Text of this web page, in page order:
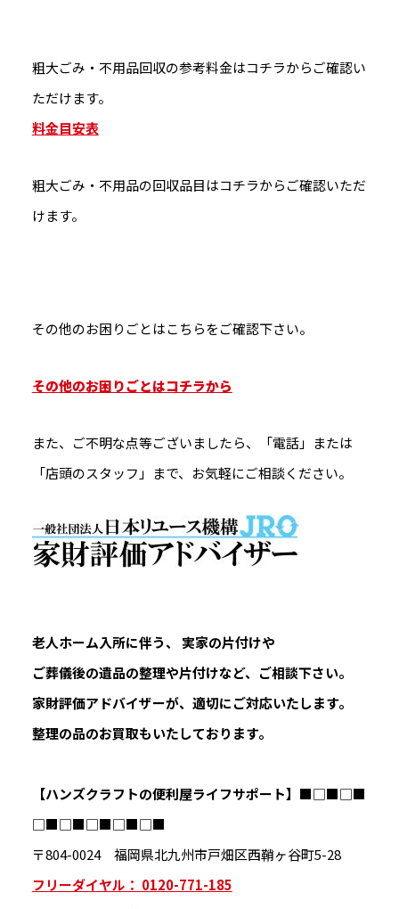
粗大ごみ・不用品回収の参考料金はコチラからご確認い
ただけます。
料金目安表
粗大ごみ・不用品の回収品目はコチラからご確認いただ
けます。
その他のお困りごとはこちらをご確認下さい。
その他のお困りごとはコチラから
また、ご不明な点等ございましたら、「電話」または
「店頭のスタッフ」まで、お気軽にご相談ください。
老人ホーム入所に伴う、 実家の片付けや
ご葬儀後の遺品の整理や片付けなど、ご相談下さい。
家財評価アドバイザーが、適切にご対応いたします。
整理の品のお買取もいたしております。
【ハンズクラフトの便利屋ライフサポート】 ■□■□■
□■□■□■□■□■
〒804-0024 福岡県北九州市戸畑区西鞘ヶ谷町5-28
フリーダイヤル： 0120-771-185